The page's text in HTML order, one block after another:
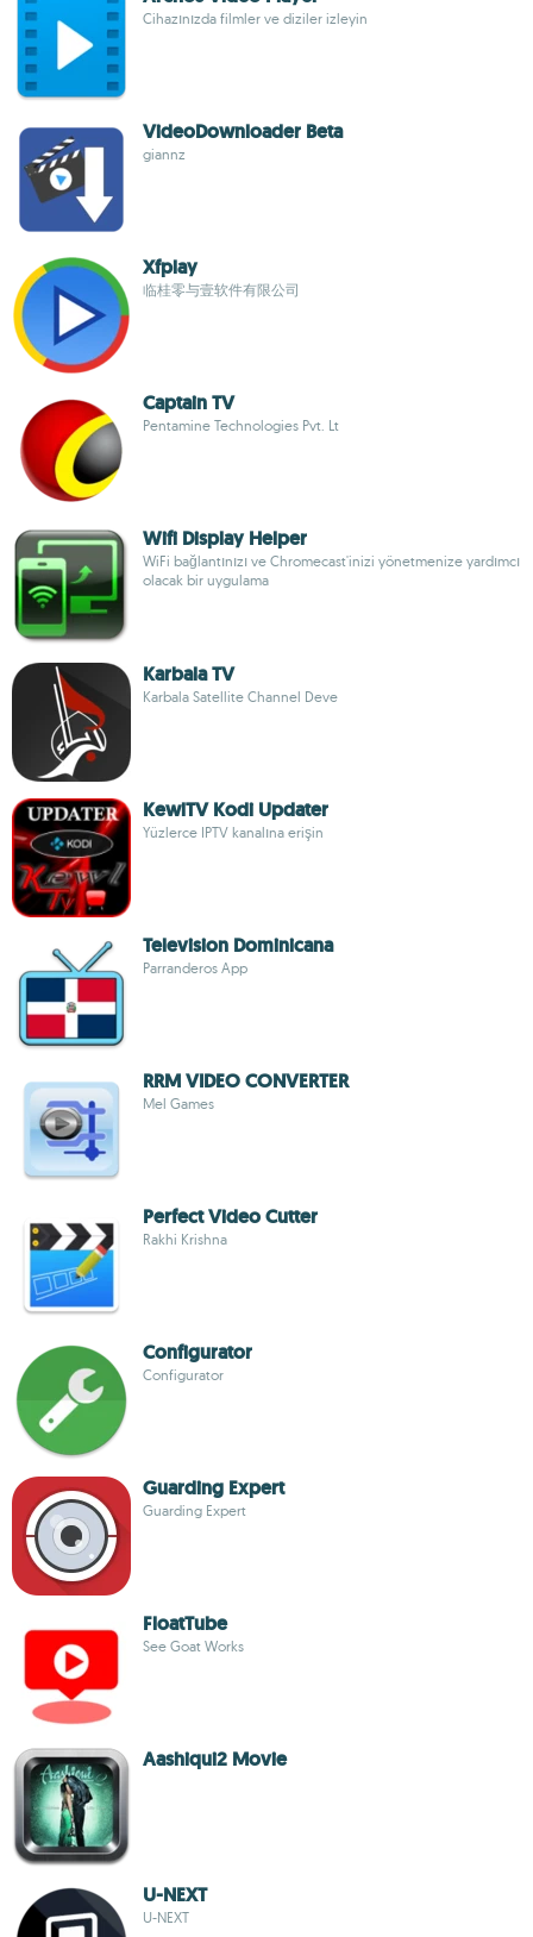
Cihazınızda filmler ve diziler izleyin
VideoDownloader Beta
giannz
Xfplay
临桂零与壹软件有限公司
Captain TV
Pentamine Technologies Pvt. Lt
Wifi Display Helper
WiFi bağlantınızı ve Chromecast'inizi yönetmenize yardımcı
olacak bir uygulama
Karbala TV
Karbala Satellite Channel Deve
KewlTV Kodi Updater
Yüzlerce IPTV kanalına erişin
Television Dominicana
Parranderos App
RRM VIDEO CONVERTER
Mel Games
Perfect Video Cutter
Rakhi Krishna
Configurator
Configurator
Guarding Expert
Guarding Expert
FloatTube
See Goat Works
Aashiqui2 Movie
U-NEXT
U-NEXT